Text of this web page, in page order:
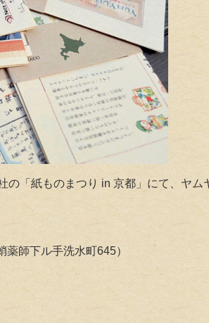
の「紙ものまつり in 京都」にて、ヤム
師下ル手洗水町645）